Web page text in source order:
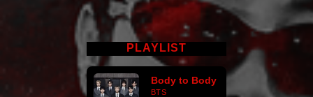
PLAYLIST
Body to Body
BTS